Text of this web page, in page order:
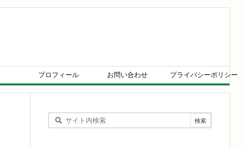
プロフィール お問い合わせ プライバシーポリシー